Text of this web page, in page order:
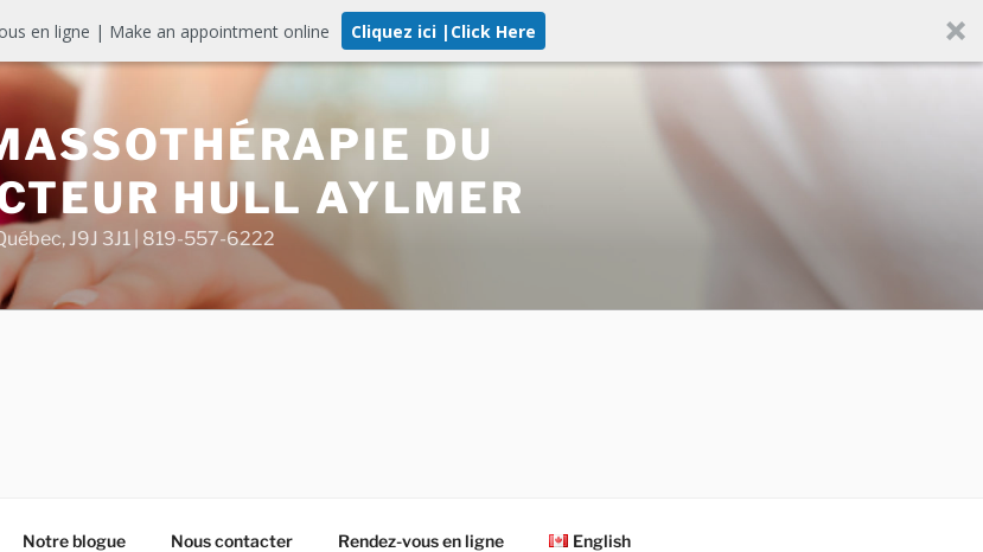
en ligne | Make an appointment online
Cliquez ici |Click Here
DU
HULL AYLMER
J9J 3J1 | 819-557-6222
Notre blogue Nous contacter Rendez-vous en ligne English